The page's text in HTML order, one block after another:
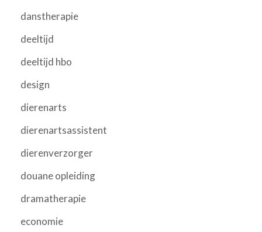
danstherapie
deeltijd
deeltijd hbo
design
dierenarts
dierenartsassistent
dierenverzorger
douane opleiding
dramatherapie
economie